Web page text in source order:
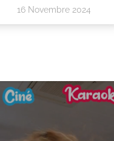
16 Novembre 2024